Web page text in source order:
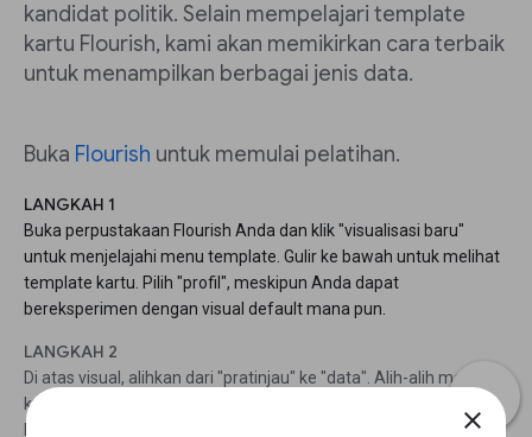
close
kandidat politik. Selain mempelajari template
kartu Flourish, kami akan memikirkan cara terbaik
untuk menampilkan berbagai jenis data.
Buka Flourish untuk memulai pelatihan.
LANGKAH 1
Buka perpustakaan Flourish Anda dan klik "visualisasi baru"
untuk menjelajahi menu template. Gulir ke bawah untuk melihat
template kartu. Pilih "profil", meskipun Anda dapat
bereksperimen dengan visual default mana pun.
LANGKAH 2
Di atas visual, alihkan dari "pratinjau" ke "data". Alih-alih melihat
kumpulan data, berfokuslah pada sisi kanan layar, yang
bertuliskan "pilih kolom untuk divisualisasikan".Visualisasi ini